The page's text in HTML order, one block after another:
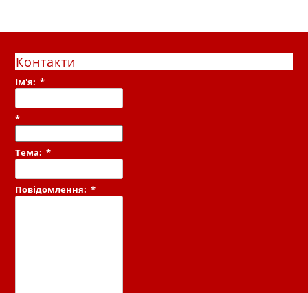
Контакти
Ім'я:*
*
Тема:*
Повідомлення:*